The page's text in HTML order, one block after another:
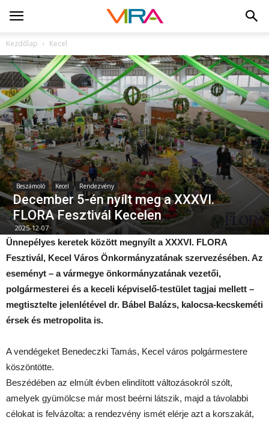
Kezdőlap Kecel
Beszámoló Kecel Rendezvény
December 5-én nyílt meg a XXXVI.
FLORA Fesztivál Kecelen
2025-12-07
Ünnepélyes keretek között megnyílt a XXXVI. FLORA
Fesztivál, Kecel Város Önkormányzatának szervezésében. Az
eseményt – a vármegye önkormányzatának vezetői,
polgármesterei és a keceli képviselő-testület tagjai mellett –
megtisztelte jelenlétével dr. Bábel Balázs, kalocsa-kecskeméti
érsek és metropolita is.
A vendégeket Benedeczki Tamás, Kecel város polgármestere
köszöntötte.
Beszédében az elmúlt évben elindított változásokról szólt,
amelyek gyümölcse már most beérni látszik, majd a távolabbi
célokat is felvázolta: a rendezvény ismét elérje azt a korszakát,